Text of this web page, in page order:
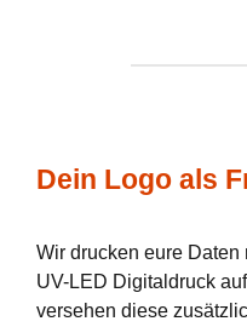
Dein Logo als
Wir drucken eure
UV-LED Digitaldruck
versehen diese